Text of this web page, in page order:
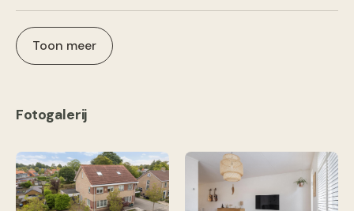
Toon meer
Fotogalerij